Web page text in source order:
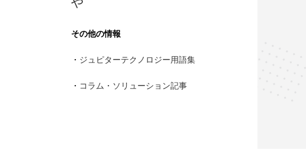
その他の情報
・ ジュピターテクノロジー用語集
・ コラム・ソリューション記事